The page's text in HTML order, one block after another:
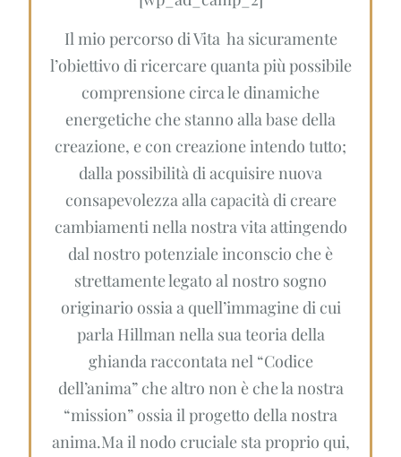
Il mio percorso di Vita ha sicuramente
l’obiettivo di ricercare quanta più possibile
comprensione circa le dinamiche
energetiche che stanno alla base della
creazione, e con creazione intendo tutto;
dalla possibilità di acquisire nuova
consapevolezza alla capacità di creare
cambiamenti nella nostra vita attingendo
dal nostro potenziale inconscio che è
strettamente legato al nostro sogno
originario ossia a quell’immagine di cui
parla Hillman nella sua teoria della
ghianda raccontata nel “Codice
dell’anima” che altro non è che la nostra
“mission” ossia il progetto della nostra
anima.Ma il nodo cruciale sta proprio qui,